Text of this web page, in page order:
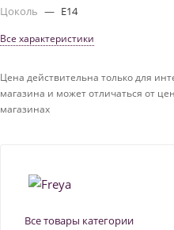
Цоколь — E14
Все характеристики
Цена действительна только для
магазина и может отличаться от
магазинах
Все товары категории